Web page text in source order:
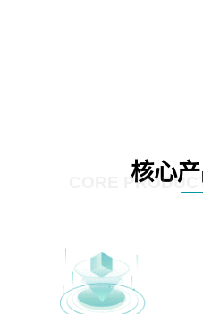
核心
CORE